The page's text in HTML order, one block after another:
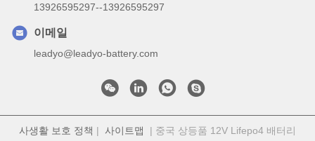
13926595297--13926595297
이메일
leadyo@leadyo-battery.com
사생활 보호 정책 | 사이트맵 | 중국 상등품 12V Lifepo4 배터리